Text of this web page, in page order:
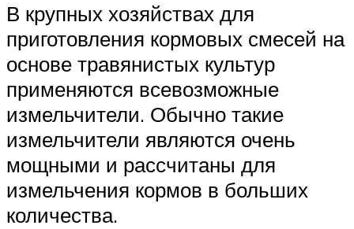
В крупных хозяйствах для
приготовления кормовых смесей на
основе травянистых культур
применяются всевозможные
измельчители. Обычно такие
измельчители являются очень
мощными и рассчитаны для
измельчения кормов в больших
количества.